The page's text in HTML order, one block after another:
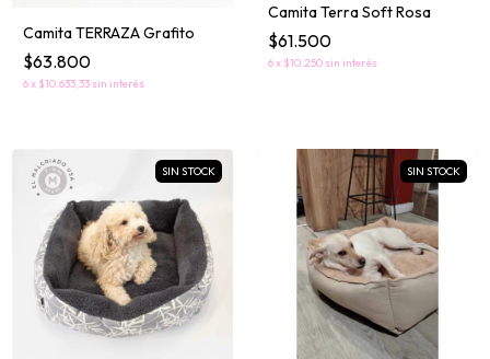
Camita TERRAZA Grafito
$63.800
6x $10.633,33 sin interés
Camita Terra Soft Rosa
$61.500
6x $10.250 sin interés
SIN STOCK SIN STOCK